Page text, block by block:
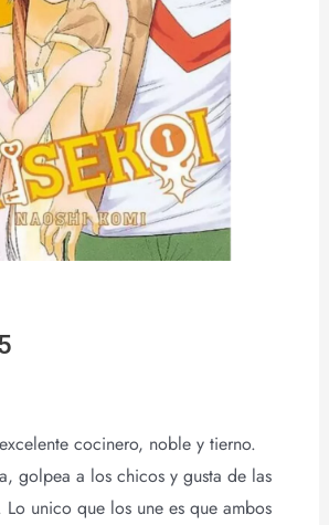
cocinero, noble y tierno.
golpea a los chicos y gusta de las
Lo unico que los une es que ambos